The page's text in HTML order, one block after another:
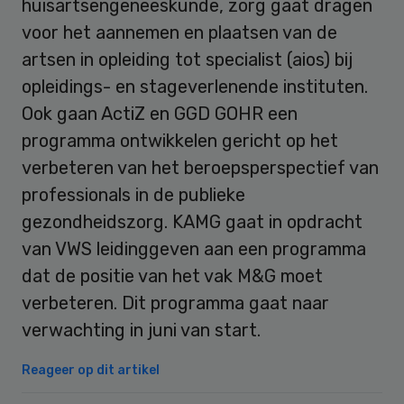
huisartsengeneeskunde, zorg gaat dragen
voor het aannemen en plaatsen van de
artsen in opleiding tot specialist (aios) bij
opleidings- en stageverlenende instituten.
Ook gaan ActiZ en GGD GOHR een
programma ontwikkelen gericht op het
verbeteren van het beroepsperspectief van
professionals in de publieke
gezondheidszorg. KAMG gaat in opdracht
van VWS leidinggeven aan een programma
dat de positie van het vak M&G moet
verbeteren. Dit programma gaat naar
verwachting in juni van start.
Reageer op dit artikel